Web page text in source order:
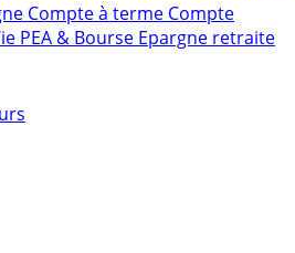
Compte à terme Compte
PEA & Bourse Epargne retraite